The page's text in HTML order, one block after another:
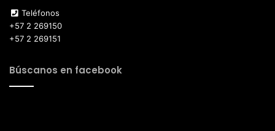
Teléfonos
+57 2 269150
+57 2 269151
Búscanos en facebook